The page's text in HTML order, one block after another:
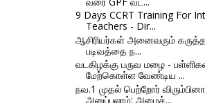
9 Days CCRT Training For
Teachers - Dir...
ஆசிரியர்கள் அனைவரும்
படிவத்தை ந...
வடகிழக்கு பருவ மழை -
மேற்கொள்ள வேண்டிய ...
நவ.1 முதல் பெற்றோர்
அனுப்பலாம்: அமைச்...